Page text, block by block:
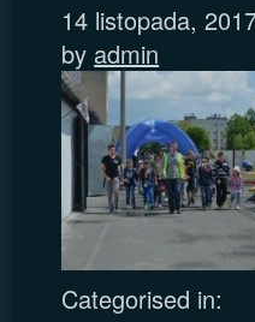
14 listopada,
by admin
Categorised in: